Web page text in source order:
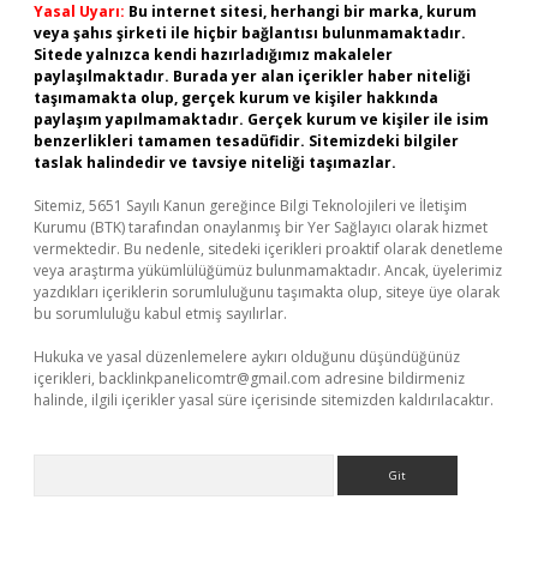
Yasal Uyarı: Bu internet sitesi, herhangi bir marka, kurum
veya şahıs şirketi ile hiçbir bağlantısı bulunmamaktadır.
Sitede yalnızca kendi hazırladığımız makaleler
paylaşılmaktadır. Burada yer alan içerikler haber niteliği
taşımamakta olup, gerçek kurum ve kişiler hakkında
paylaşım yapılmamaktadır. Gerçek kurum ve kişiler ile isim
benzerlikleri tamamen tesadüfidir. Sitemizdeki bilgiler
taslak halindedir ve tavsiye niteliği taşımazlar.
Sitemiz, 5651 Sayılı Kanun gereğince Bilgi Teknolojileri ve İletişim
Kurumu (BTK) tarafından onaylanmış bir Yer Sağlayıcı olarak hizmet
vermektedir. Bu nedenle, sitedeki içerikleri proaktif olarak denetleme
veya araştırma yükümlülüğümüz bulunmamaktadır. Ancak, üyelerimiz
yazdıkları içeriklerin sorumluluğunu taşımakta olup, siteye üye olarak
bu sorumluluğu kabul etmiş sayılırlar.
Hukuka ve yasal düzenlemelere aykırı olduğunu düşündüğünüz
içerikleri, backlinkpanelicomtr@gmail.com adresine bildirmeniz
halinde, ilgili içerikler yasal süre içerisinde sitemizden kaldırılacaktır.